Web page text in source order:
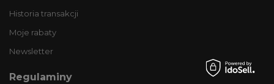
Historia transakcji
Moje rabaty
Newsletter
Regulaminy